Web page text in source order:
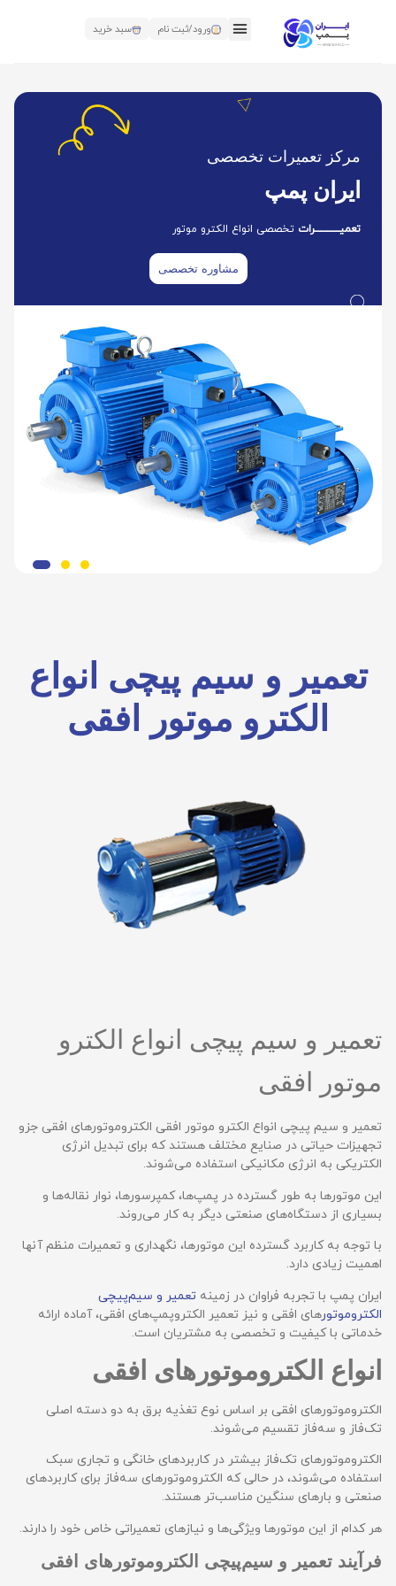
ورود/ثبت نام سبد خرید
مرکز تعمیرات تخصصی
ایران پمپ
تعمیــــــــــــــرات تخصصی انواع الکترو موتور
مشاوره تخصصی
تعمیر و سیم پیچی انواع
الکترو موتور افقی
تعمیر و سیم پیچی انواع الکترو
موتور افقی
تعمیر و سیم پیچی انواع الکترو موتور افقی الکتروموتورهای افقی جزو
تجهیزات حیاتی در صنایع مختلف هستند که برای تبدیل انرژی
الکتریکی به انرژی مکانیکی استفاده می‌شوند.
این موتورها به طور گسترده در پمپ‌ها، کمپرسورها، نوار نقاله‌ها و
بسیاری از دستگاه‌های صنعتی دیگر به کار می‌روند.
با توجه به کاربرد گسترده این موتورها، نگهداری و تعمیرات منظم آنها
اهمیت زیادی دارد.
ایران پمپ با تجربه فراوان در زمینه تعمیر و سیم‌پیچی
الکتروموتورهای افقی و نیز تعمیر الکتروپمپ‌های افقی، آماده ارائه
خدماتی با کیفیت و تخصصی به مشتریان است.
انواع الکتروموتورهای افقی
الکتروموتورهای افقی بر اساس نوع تغذیه برق به دو دسته اصلی
تک‌فاز و سه‌فاز تقسیم می‌شوند.
الکتروموتورهای تک‌فاز بیشتر در کاربردهای خانگی و تجاری سبک
استفاده می‌شوند، در حالی که الکتروموتورهای سه‌فاز برای کاربردهای
صنعتی و بارهای سنگین مناسب‌تر هستند.
هر کدام از این موتورها ویژگی‌ها و نیازهای تعمیراتی خاص خود را دارند.
فرآیند تعمیر و سیم‌پیچی الکتروموتورهای افقی